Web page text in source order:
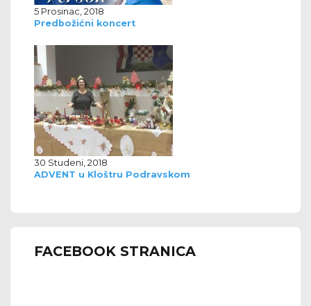
5 Prosinac, 2018
Predbožićni koncert
30 Studeni, 2018
ADVENT u Kloštru Podravskom
FACEBOOK STRANICA